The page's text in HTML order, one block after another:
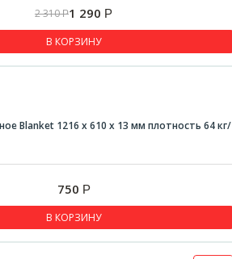
2 310Р1 290 Р
В КОРЗИНУ
Blanket 1216 х 610 х 13 мм плотность 64 кг/
750 Р
В КОРЗИНУ